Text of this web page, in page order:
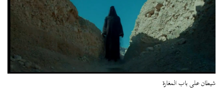
شيطان على باب المغارة